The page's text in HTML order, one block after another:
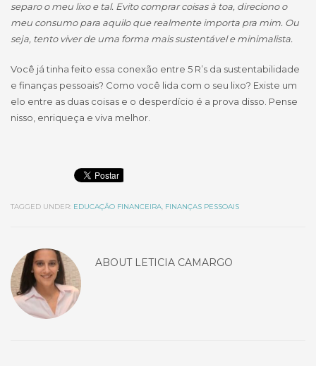
separo o meu lixo e tal. Evito comprar coisas à toa, direciono o
meu consumo para aquilo que realmente importa pra mim. Ou
seja, tento viver de uma forma mais sustentável e minimalista.
Você já tinha feito essa conexão entre 5 R’s da sustentabilidade
e finanças pessoais? Como você lida com o seu lixo? Existe um
elo entre as duas coisas e o desperdício é a prova disso. Pense
nisso, enriqueça e viva melhor.
TAGGED UNDER: EDUCAÇÃO FINANCEIRA, FINANÇAS PESSOAIS
ABOUT LETICIA CAMARGO